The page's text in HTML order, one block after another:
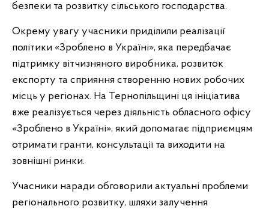
безпеки та розвитку сільського господарства.
Окрему увагу учасники приділили реалізації
політики «Зроблено в Україні», яка передбачає
підтримку вітчизняного виробника, розвиток
експорту та сприяння створенню нових робочих
місць у регіонах. На Тернопільщині ця ініціатива
вже реалізується через діяльність обласного офісу
«Зроблено в Україні», який допомагає підприємцям
отримати гранти, консультації та виходити на
зовнішні ринки.
Учасники наради обговорили актуальні проблеми
регіонального розвитку, шляхи залучення